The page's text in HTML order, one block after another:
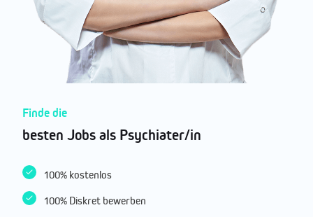
Finde die
besten Jobs als Psychiater/in
100% kostenlos
100% Diskret bewerben